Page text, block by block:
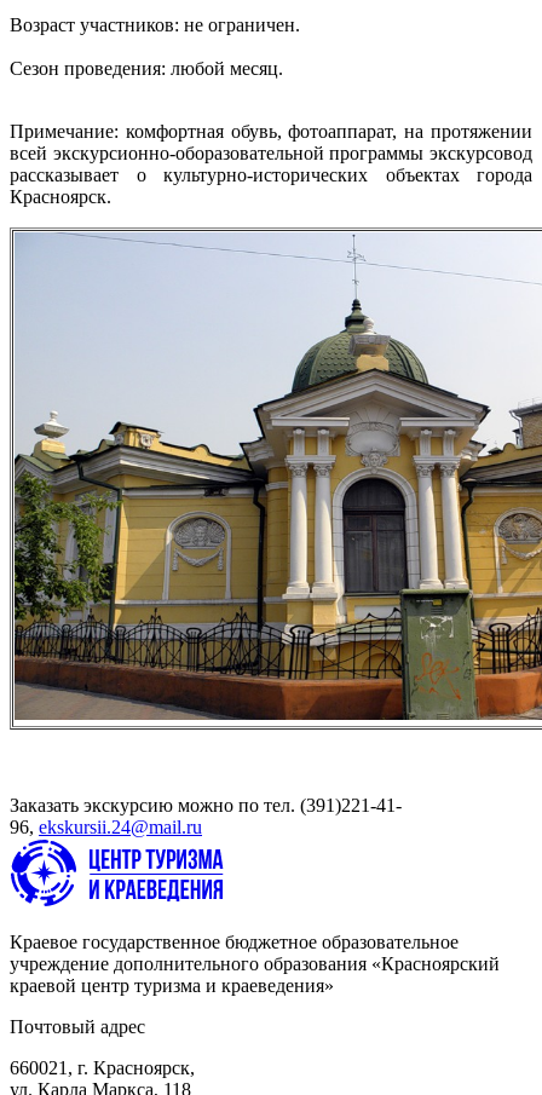
Возраст участников: не ограничен.
Сезон проведения: любой месяц.
Примечание: комфортная обувь, фотоаппарат, на протяжении
всей экскурсионно-оборазовательной программы экскурсовод
рассказывает о культурно-исторических объектах города
Красноярск.
Заказать экскурсию можно по тел. (391)221-41-
96, ekskursii.24@mail.ru
Краевое государственное бюджетное образовательное
учреждение дополнительного образования «Красноярский
краевой центр туризма и краеведения»
Почтовый адрес
660021, г. Красноярск,
ул. Карла Маркса, 118